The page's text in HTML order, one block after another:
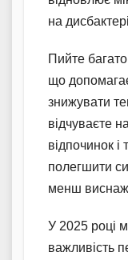
на
Пийте
що
знижувати
відчуваєте
відпочинок
полегшити
менш
У 2025 році
важливість